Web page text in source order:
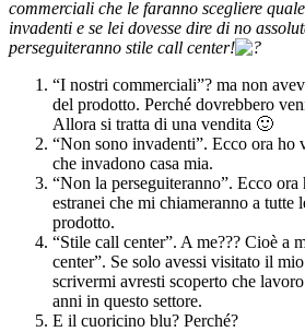
commerciali che le faranno scegliere
invadenti e se lei dovesse dire di no
perseguiteranno stile call center!
“I nostri commerciali”? ma non
del prodotto. Perché dovrebbero
Allora si tratta di una vendita 🙂
“Non sono invadenti”. Ecco ora ho
che invadono casa mia.
“Non la perseguiteranno”. Ecco
estranei che mi chiameranno a tutte
prodotto.
“Stile call center”. A me??? Cioè a
center”. Se solo avessi visitato il
scrivermi avresti scoperto che
anni in questo settore.
E il cuoricino blu? Perché?